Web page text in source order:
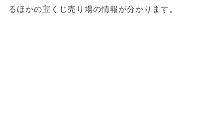
るほかの宝くじ売り場の情報が分かります。